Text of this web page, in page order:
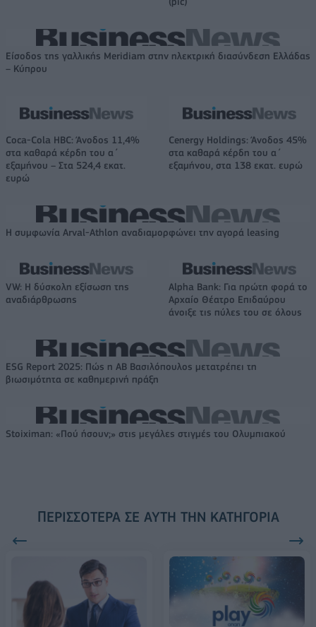
Είσοδος της γαλλικής Meridiam στην ηλεκτρική διασύνδεση Ελλάδας
– Κύπρου
Coca-Cola HBC: Άνοδος 11,4%
στα καθαρά κέρδη του α΄
εξαμήνου – Στα 524,4 εκατ.
ευρώ
Cenergy Holdings: Άνοδος 45%
στα καθαρά κέρδη του α΄
εξαμήνου, στα 138 εκατ. ευρώ
Η συμφωνία Arval-Athlon αναδιαμορφώνει την αγορά leasing
VW: Η δύσκολη εξίσωση της
αναδιάρθρωσης
Alpha Bank: Για πρώτη φορά το
Αρχαίο Θέατρο Επιδαύρου
άνοιξε τις πύλες του σε όλους
ESG Report 2025: Πώς η ΑΒ Βασιλόπουλος μετατρέπει τη
βιωσιμότητα σε καθημερινή πράξη
Stoiximan: «Πού ήσουν;» στις μεγάλες στιγμές του Ολυμπιακού
ΠΕΡΙΣΣΌΤΕΡΑ ΣΕ ΑΥΤΉ ΤΗΝ ΚΑΤΗΓΟΡΊΑ